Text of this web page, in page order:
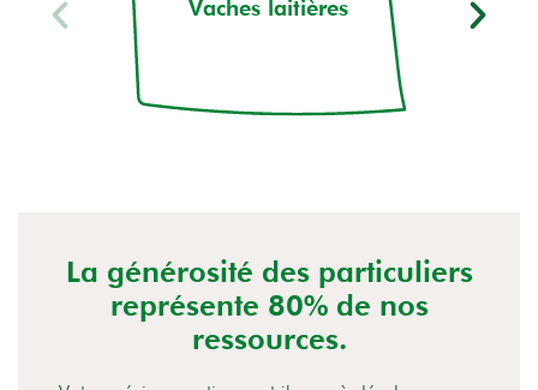
Vaches laitières
La générosité des particuliers
représente 80% de nos
ressources.